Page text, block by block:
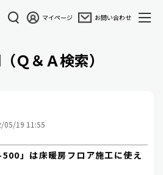
マイページ お問い合わせ
Ｑ＆Ａ検索）
05/19 11:55
」は床暖房フロア施工に使え